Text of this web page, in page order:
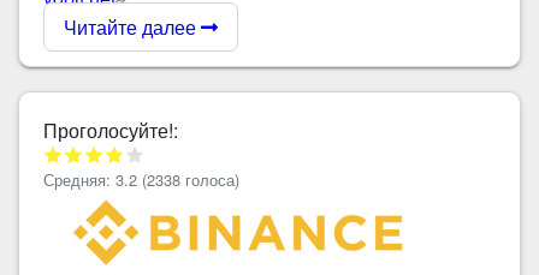
Читайте далее
Проголосуйте!:
Средняя: 3.2 (2338 голоса)